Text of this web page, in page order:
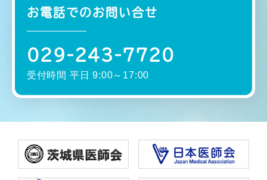
お電話でのお問い合せ
029-243-7720
受付時間 平日 9:00～17:00